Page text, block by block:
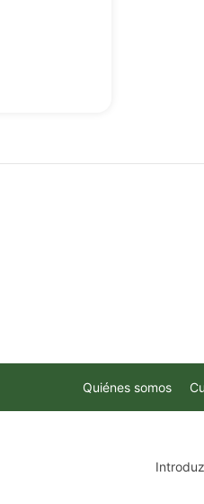
Quiénes somos